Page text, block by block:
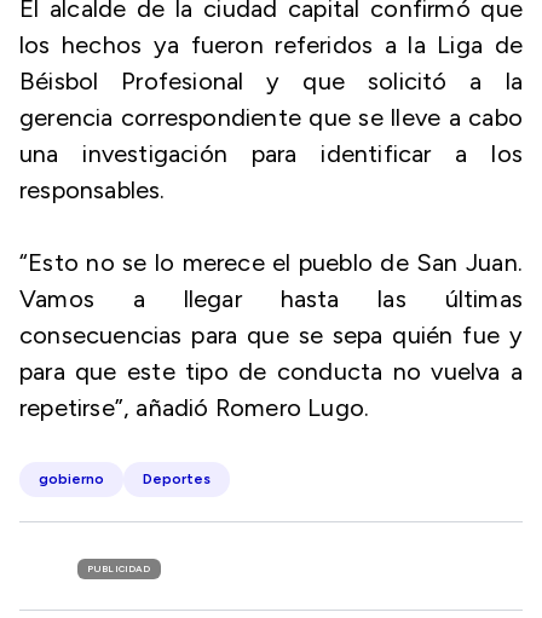
El alcalde de la ciudad capital confirmó que
los hechos ya fueron referidos a la Liga de
Béisbol Profesional y que solicitó a la
gerencia correspondiente que se lleve a cabo
una investigación para identificar a los
responsables.
“Esto no se lo merece el pueblo de San Juan.
Vamos a llegar hasta las últimas
consecuencias para que se sepa quién fue y
para que este tipo de conducta no vuelva a
repetirse”, añadió Romero Lugo.
gobierno Deportes
PUBLICIDAD